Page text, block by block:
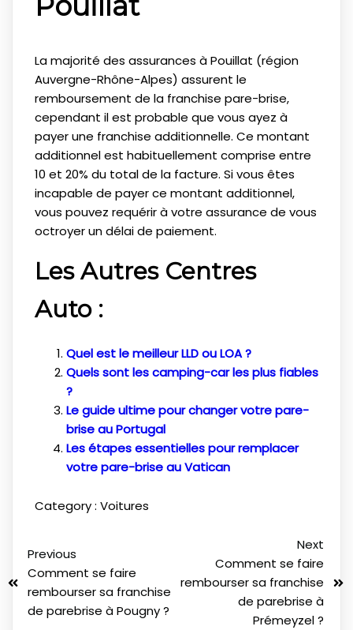
La majorité des assurances à Pouillat (région
Auvergne-Rhône-Alpes) assurent le
remboursement de la franchise pare-brise,
cependant il est probable que vous ayez à
payer une franchise additionnelle. Ce montant
additionnel est habituellement comprise entre
10 et 20% du total de la facture. Si vous êtes
incapable de payer ce montant additionnel,
vous pouvez requérir à votre assurance de vous
octroyer un délai de paiement.
Les Autres Centres
Auto :
Quel est le meilleur LLD ou LOA ?
Quels sont les camping-car les plus fiables
?
Le guide ultime pour changer votre pare-
brise au Portugal
Les étapes essentielles pour remplacer
votre pare-brise au Vatican
Category : Voitures
Previous
Comment se faire
rembourser sa franchise
de parebrise à Pougny ?
Next
Comment se faire
rembourser sa franchise
de parebrise à
Prémeyzel ?